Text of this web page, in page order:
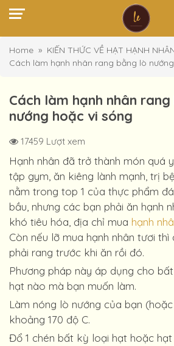
Home
KIẾN THỨC VỀ HẠT HẠNH
Cách làm hạnh nhân rang bằng lò
Cách làm hạnh nhân
nướng hoặc vi sóng
17459 Lượt xem
Hạnh nhân đã trở thành món quá
tập gym, ăn kiêng lành mạnh, trị
nằm trong top 1 của thực phẩm
bầu, nhưng các bạn phải ăn hạnh
khó tiêu hóa, địa chỉ mua hạnh
Còn nếu lỡ mua hạnh nhân tươi
phải rang trước khi ăn rồi đó.
Phương pháp này áp dụng cho
hạt nào mà bạn muốn làm.
Làm nóng lò nướng của bạn
khoảng 170 độ C.
Đổ 1 chén bất kỳ loại hạt hoặc